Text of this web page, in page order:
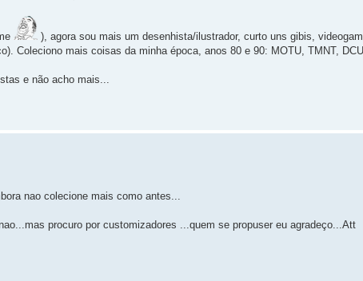
), agora sou mais um desenhista/ilustrador, curto uns gibis,
Coleciono mais coisas da minha época, anos 80 e 90: MOTU, TMNT,
e não acho mais...
nao colecione mais como antes...
procuro por customizadores ...quem se propuser eu agradeço...Att